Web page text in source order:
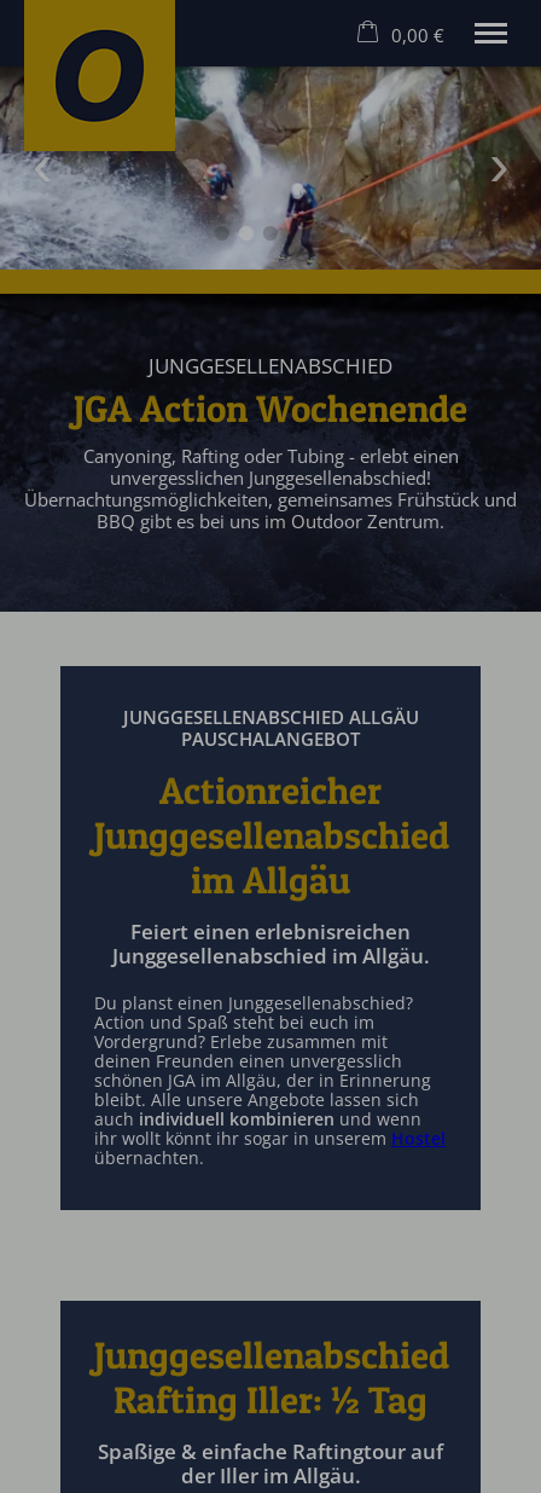
MEHR ERLEBEN! RAFTING UND CANYONING IM ALLGÄU
Rafting Allgäu
Canyoning Allgäu
Hostel
Angebote
Gruppen
Gutscheine
0,00 €
×
Warenkorb ist leer
JUNGGESELLENABSCHIED
JGA Action Wochenende
Canyoning, Rafting oder Tubing - erlebt einen
unvergesslichen Junggesellenabschied!
Übernachtungsmöglichkeiten, gemeinsames Frühstück und
BBQ gibt es bei uns im Outdoor Zentrum.
JUNGGESELLENABSCHIED ALLGÄU
PAUSCHALANGEBOT
Actionreicher
Junggesellenabschied
im Allgäu
Feiert einen erlebnisreichen
Junggesellenabschied im Allgäu.
Du planst einen Junggesellenabschied?
Action und Spaß steht bei euch im
Vordergrund? Erlebe zusammen mit
deinen Freunden einen unvergesslich
schönen JGA im Allgäu, der in Erinnerung
bleibt. Alle unsere Angebote lassen sich
auch individuell kombinieren und wenn
ihr wollt könnt ihr sogar in unserem Hostel
übernachten.
Junggesellenabschied
Rafting Iller: ½ Tag
Spaßige & einfache Raftingtour auf
der Iller im Allgäu.